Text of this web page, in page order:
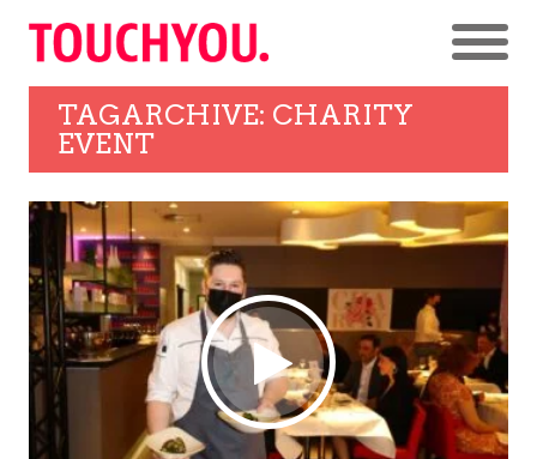
TAGARCHIVE: CHARITY
EVENT